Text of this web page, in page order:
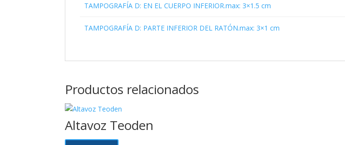
TAMPOGRAFÍA D: EN EL CUERPO INFERIOR.max: 3×1.5 cm
TAMPOGRAFÍA D: PARTE INFERIOR DEL RATÓN.max: 3×1 cm
Productos relacionados
Altavoz Teoden